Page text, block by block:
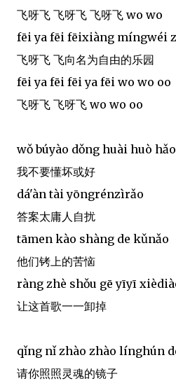
飞呀飞 飞呀飞 飞呀飞 wo wo
fēi ya fēi fēixiàng míngwéi
飞呀飞 飞向名为自由的乐园
fēi ya fēi fēi ya fēi wo wo oo
飞呀飞 飞呀飞 wo wo oo
wǒ búyào dǒng huài huò hǎo
我不要懂坏或好
dá'àn tài yōngrénzìrǎo
答案太庸人自扰
tāmen kào shàng de kǔnǎo
他们铐上的苦恼
ràng zhè shǒu gē yīyī
让这首歌一一卸掉
qǐng nǐ zhào zhào línghún
请你照照灵魂的镜子